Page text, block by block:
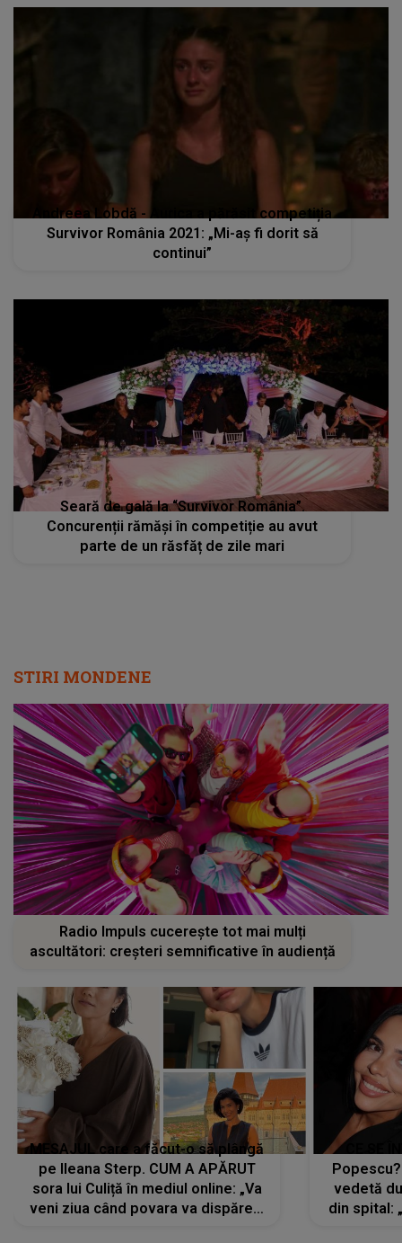
Andreea Lobdă - Aurica a părăsit competiția
Survivor România 2021: „Mi-aș fi dorit să
continui”
Seară de gală la “Survivor România”.
Concurenții rămăși în competiție au avut
parte de un răsfăț de zile mari
STIRI MONDENE
Radio Impuls cucerește tot mai mulți
ascultători: creșteri semnificative în audiență
MESAJUL care a făcut-o să plângă
pe Ileana Sterp. CUM A APĂRUT
sora lui Culiță în mediul online: „Va
veni ziua când povara va dispărea,
vedetă
din spital: